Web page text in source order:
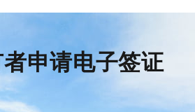
申请电子签证